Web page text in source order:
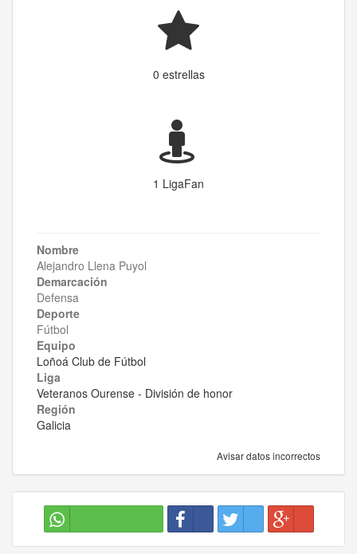
0 estrellas
1 LigaFan
Nombre
Alejandro Llena Puyol
Demarcación
Defensa
Deporte
Fútbol
Equipo
Loñoá Club de Fútbol
Liga
Veteranos Ourense - División de honor
Región
Galicia
Avisar datos incorrectos